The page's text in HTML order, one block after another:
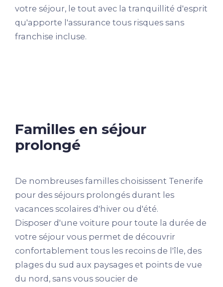
votre séjour, le tout avec la tranquillité d'esprit
qu'apporte l'assurance tous risques sans
franchise incluse.
Familles en séjour
prolongé
De nombreuses familles choisissent Tenerife
pour des séjours prolongés durant les
vacances scolaires d'hiver ou d'été.
Disposer d'une voiture pour toute la durée de
votre séjour vous permet de découvrir
confortablement tous les recoins de l'île, des
plages du sud aux paysages et points de vue
du nord, sans vous soucier de